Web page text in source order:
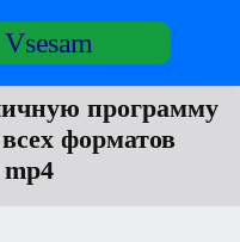
Vsesam
программу
форматов